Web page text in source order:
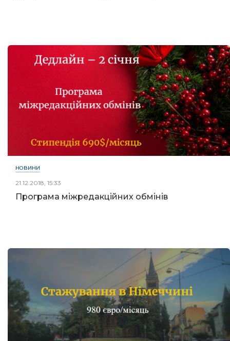
НОВИНИ
21.12.2018, 15:33
Програма міжредакційних обмінів